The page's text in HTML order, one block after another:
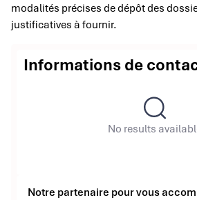
modalités précises de dépôt des
justificatives à fournir.
Informations de
No results
Notre partenaire pour vous